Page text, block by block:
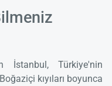
İstanbul, Türkiye'nin
kıyıları boyunca